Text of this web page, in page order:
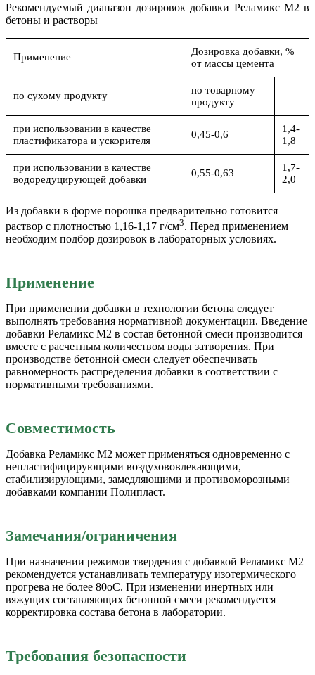
Рекомендуемый диапазон дозировок добавки Реламикс М2 в
бетоны и растворы
Применение
Дозировка добавки, %
от массы цемента
по сухому продукту
по товарному
продукту
при использовании в качестве
пластификатора и ускорителя
0,45-0,6
1,4-
1,8
при использовании в качестве
водоредуцирующей добавки
0,55-0,63
1,7-
2,0
Из добавки в форме порошка предварительно готовится
раствор с плотностью 1,16-1,17 г/см3. Перед применением
необходим подбор дозировок в лабораторных условиях.
Применение
При применении добавки в технологии бетона следует
выполнять требования нормативной документации. Введение
добавки Реламикс М2 в состав бетонной смеси производится
вместе с расчетным количеством воды затворения. При
производстве бетонной смеси следует обеспечивать
равномерность распределения добавки в соответствии с
нормативными требованиями.
Совместимость
Добавка Реламикс М2 может применяться одновременно с
непластифицирующими воздухововлекающими,
стабилизирующими, замедляющими и противоморозными
добавками компании Полипласт.
Замечания/ограничения
При назначении режимов твердения с добавкой Реламикс М2
рекомендуется устанавливать температуру изотермического
прогрева не более 80оС. При изменении инертных или
вяжущих составляющих бетонной смеси рекомендуется
корректировка состава бетона в лаборатории.
Требования безопасности